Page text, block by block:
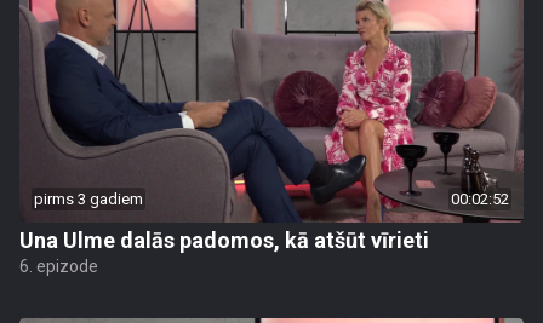
pirms 3 gadiem 00:02:52
Una Ulme dalās padomos, kā atšūt vīrieti
6. epizode